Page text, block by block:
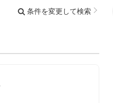
条件を変更して検索